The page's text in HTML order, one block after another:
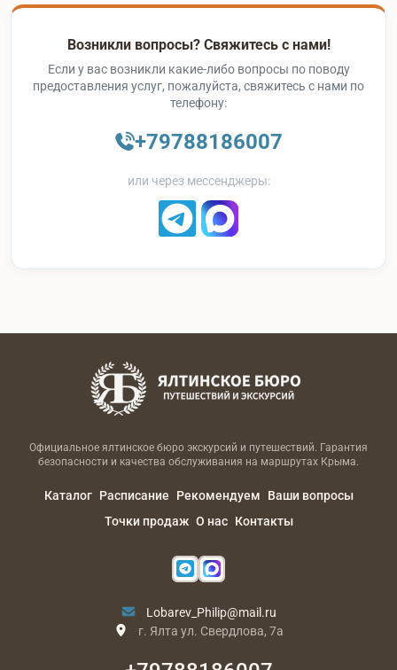
Возникли вопросы? Свяжитесь с нами!
Если у вас возникли какие-либо вопросы по поводу
предоставления услуг, пожалуйста, свяжитесь с нами по
телефону:
+79788186007
или через мессенджеры:
Официальное ялтинское бюро экскурсий и путешествий. Гарантия
безопасности и качества обслуживания на маршрутах Крыма.
Каталог Расписание Рекомендуем
Ваши вопросы
Точки продаж О нас Контакты
Lobarev_Philip@mail.ru
г. Ялта ул. Свердлова, 7а